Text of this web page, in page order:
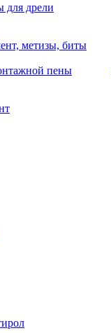
для дрели
метизы, биты
пены